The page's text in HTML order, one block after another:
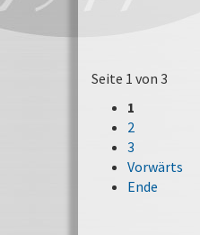
Seite 1 von 3
1
2
3
Vorwärts
Ende